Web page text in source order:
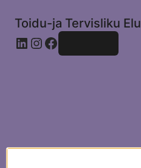
Toidu-ja Tervisliku